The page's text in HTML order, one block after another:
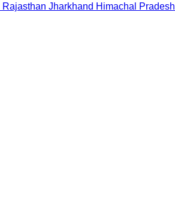
Rajasthan Jharkhand Himachal Pradesh